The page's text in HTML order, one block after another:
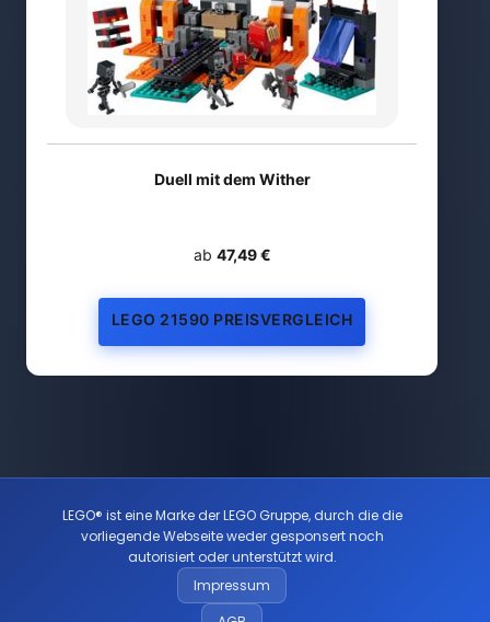
Duell mit dem Wither
ab 47,49 €
LEGO 21590 PREISVERGLEICH
LEGO® ist eine Marke der LEGO Gruppe, durch die die
vorliegende Webseite weder gesponsert noch
autorisiert oder unterstützt wird.
Impressum